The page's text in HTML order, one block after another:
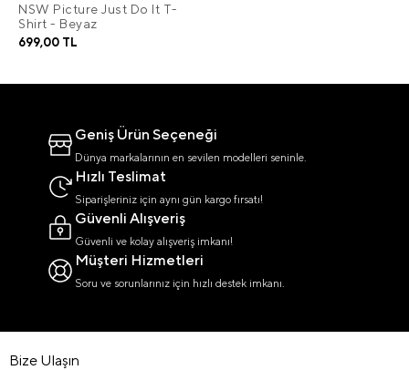
NSW Picture Just Do It T-
Shirt - Beyaz
699,00 TL
Geniş Ürün Seçeneği
Dünya markalarının en sevilen modelleri seninle.
Hızlı Teslimat
Siparişleriniz için aynı gün kargo fırsatı!
Güvenli Alışveriş
Güvenli ve kolay alışveriş imkanı!
Müşteri Hizmetleri
Soru ve sorunlarınız için hızlı destek imkanı.
Bize Ulaşın